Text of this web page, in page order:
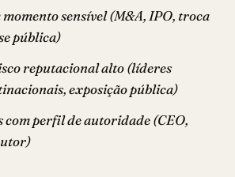
momento sensível (M&A, IPO, troca
pública)
reputacional alto (líderes
exposição pública)
com perfil de autoridade (CEO,